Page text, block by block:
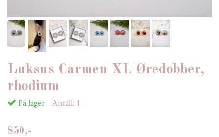
Luksus Carmen XL Øredobber,
rhodium
På lager Antall: 1
850,-